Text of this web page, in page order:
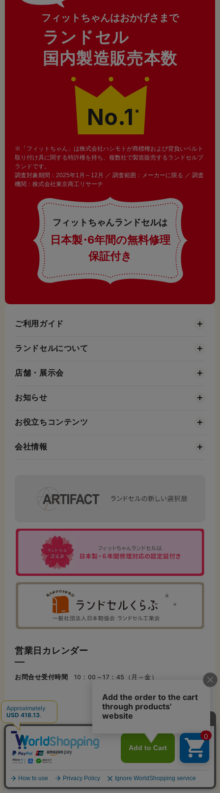
フィットちゃんはおかげさまで
ランドセル
国内製造販売本数
No.1 ※
※「フィットちゃん」は株式会社ハシモトが商標権および背負いベルト
取り付け具に関する特許権を持ち、複数社で製造販売するランドセルブ
ランドです。
調査対象期間：2025年1月～12月 ／ 調査範囲：メーカーに限る ／ 調査
機関：株式会社東京商工リサーチ
フィットちゃんランドセルは
日本製・6年間の無料修理
保証付き
ご利用ガイド
ランドセルについて
店舗・展示会
お知らせ
お役立ちコンテンツ
会社情報
営業日カレンダー
お問合せ受付時間 10：00～17：45（月～金）